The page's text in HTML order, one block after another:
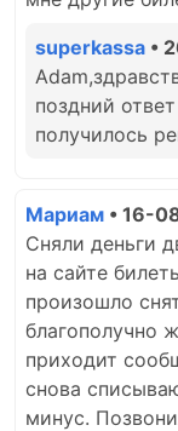
superkassa •
поздний
получилось
Мариам • 16-
Сняли деньги
на сайте
произошло
благополучно
приходит
снова
минус.